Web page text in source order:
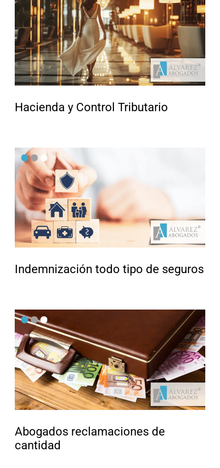
Hacienda y Control Tributario
Indemnización todo tipo de seguros
Abogados reclamaciones de
cantidad